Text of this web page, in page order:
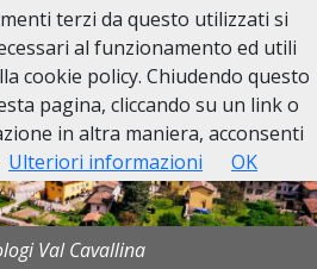
Val Cavallina
terzi da questo utilizzati si
al funzionamento ed utili
cookie policy. Chiudendo questo
pagina, cliccando su un link o
in altra maniera, acconsenti
Ulteriori informazioni OK